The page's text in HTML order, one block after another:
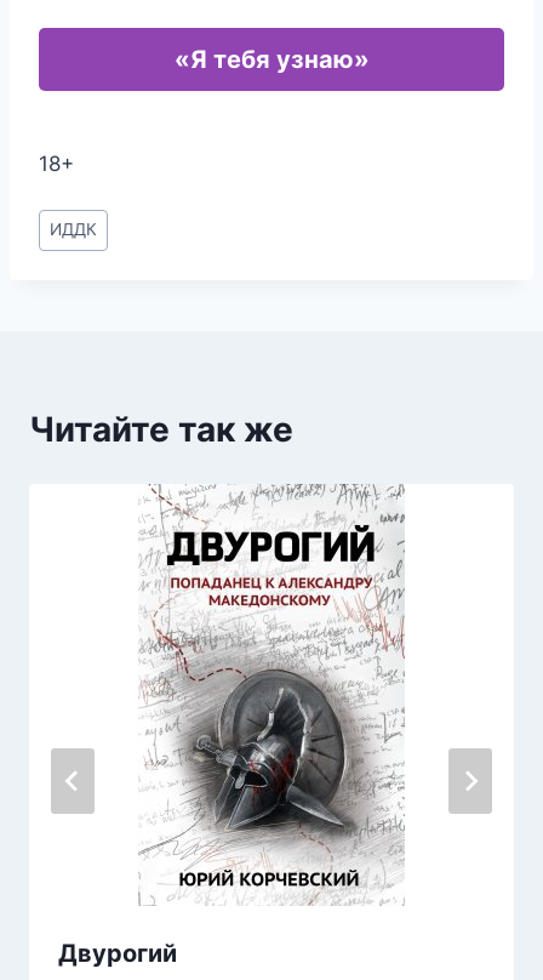
«Я тебя узнаю»
18+
Метки
записи:
ИДДК
Читайте так же
Двурогий